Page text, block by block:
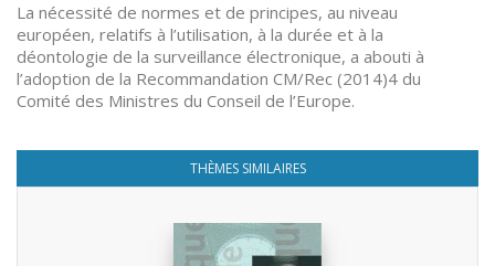
La nécessité de normes et de principes, au niveau
européen, relatifs à l’utilisation, à la durée et à la
déontologie de la surveillance électronique, a abouti à
l’adoption de la Recommandation CM/Rec (2014)4 du
Comité des Ministres du Conseil de l’Europe.
THÈMES SIMILAIRES